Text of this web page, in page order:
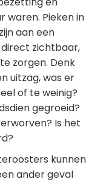
waren. Pieken in
aan een
direct zichtbaar,
zorgen. Denk
uitzag, was er
of te weinig?
gegroeid?
Is het
kunnen
ander geval